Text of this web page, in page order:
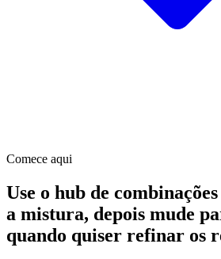
Comece aqui
Use o hub de
a mistura, depois mude
quando quiser refinar os